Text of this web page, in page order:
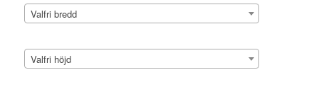
Valfri bredd
Valfri höjd